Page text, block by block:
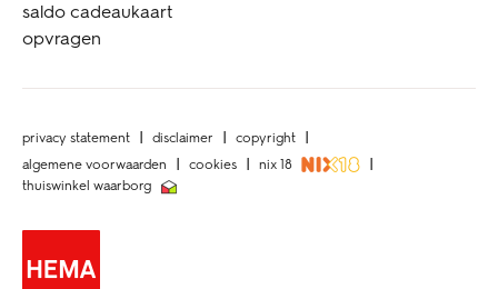
saldo cadeaukaart
opvragen
privacy statement disclaimer
copyright
algemene voorwaarden
cookies
nix 18
thuiswinkel waarborg